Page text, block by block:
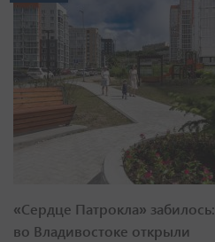
«Сердце Патрокла» забилось:
во Владивостоке открыли